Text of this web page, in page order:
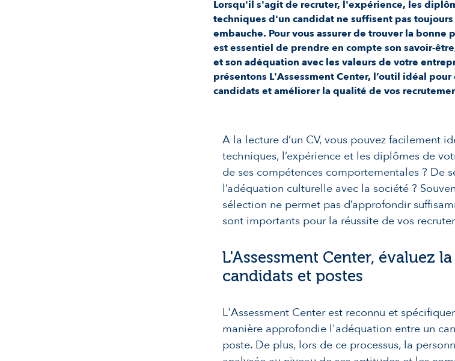
Lorsqu'il s'agit de recruter, l'expérience, les
techniques d'un candidat ne suffisent pas toujours
embauche. Pour vous assurer de trouver la bonne
est essentiel de prendre en compte son savoir-
et son adéquation avec les valeurs de votre
présentons L'Assessment Center, l’outil idéal
candidats et améliorer la qualité de vos
A la lecture d’un CV, vous pouvez facilement
techniques, l’expérience et les diplômes de
de ses compétences comportementales ? De
l’adéquation culturelle avec la société ?
sélection ne permet pas d’approfondir
sont importants pour la réussite de vos
L'Assessment Center, évaluez
candidats et postes
L'Assessment Center est reconnu et
manière approfondie l'adéquation entre un
poste. De plus, lors de ce processus, la